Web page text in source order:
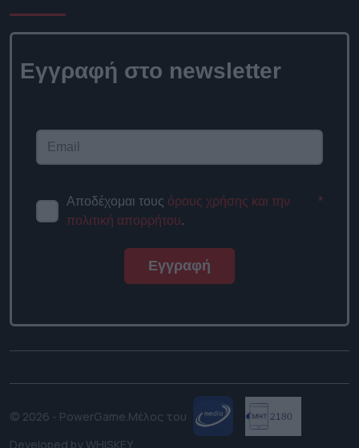
Εγγραφή στο
Αποδέχομαι τους
και την πολιτική απορρήτου
© 2026 - PowerGame.Μέλος του